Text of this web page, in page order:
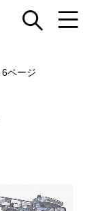
6ページ